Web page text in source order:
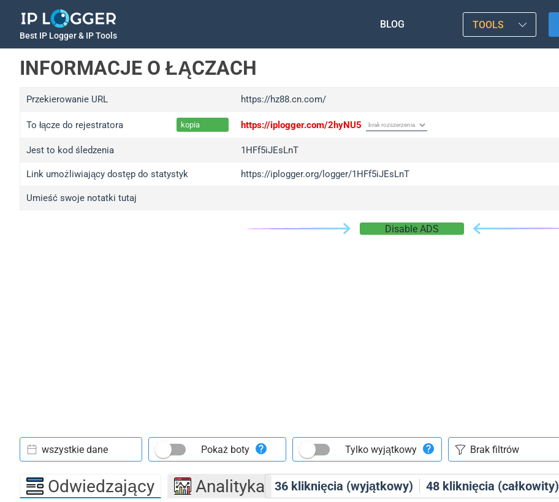
Best IP Logger & IP Tools
BLOG TOOLS
INFORMACJE O ŁĄCZACH
Przekierowanie URL https://hz88.cn.com/
To łącze do rejestratora kopia https://iplogger.com/2hyNU5
Jest to kod śledzenia 1HFf5iJEsLnT
Link umożliwiający dostęp do statystyk https://iplogger.org/logger/1HFf5iJEsLnT
Umieść swoje notatki tutaj
Disable ADS
36 kliknięcia (wyjątkowy) 48 kliknięcia (całkowity)
wszystkie dane Pokaż boty Tylko wyjątkowy
Odwiedzający Analityka